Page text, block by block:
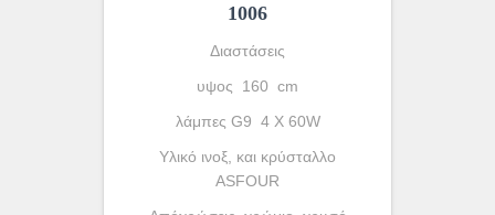
1006
Διαστάσεις
υψος 160 cm
λάμπες G9 4 X 60W
Yλικό ινοξ, και κρύσταλλο
ASFOUR